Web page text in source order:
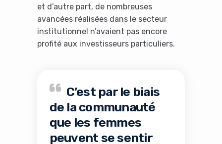
et d’autre part, de nombreuses
avancées réalisées dans le secteur
institutionnel n’avaient pas encore
profité aux investisseurs particuliers.
C’est par le biais
de la communauté
que les femmes
peuvent se sentir